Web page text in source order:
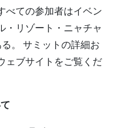
べての参加者はイベン
・リゾート・ニャチャ
。 サミットの詳細お
ェブサイトをご覧くだ